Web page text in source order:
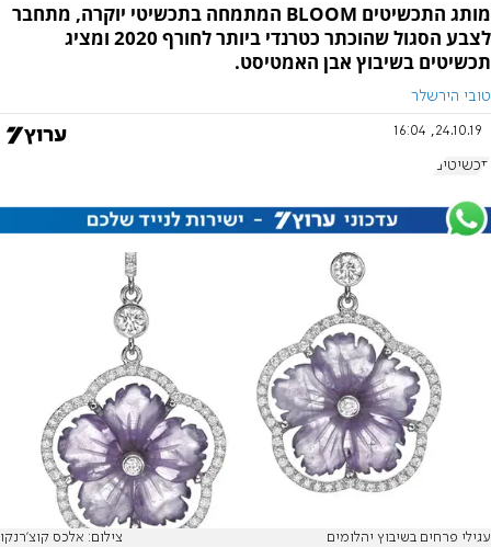
מותג התכשיטים BLOOM המתמחה בתכשיטי יוקרה, מתחבר
לצבע הסגול שהוכתר כטרנדי ביותר לחורף 2020 ומציג
תכשיטים בשיבוץ אבן האמטיסט.
טובי הירשלר
24.10.19, 16:04
תכשיטים
עגילי פרחים בשיבוץ יהלומים צילום: אלכס קוצ'רנקו